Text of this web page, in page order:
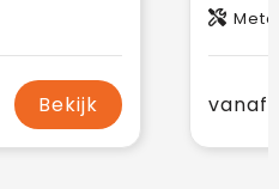
Bekijk vanaf